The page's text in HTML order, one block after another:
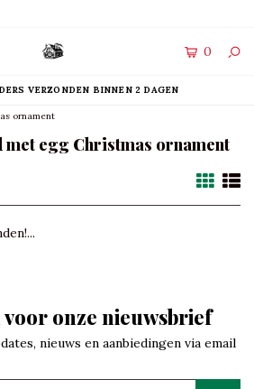
0
VERZONDEN BINNEN 2 DAGEN
ornament
egg Christmas ornament
voor onze nieuwsbrief
nieuws en aanbiedingen via email